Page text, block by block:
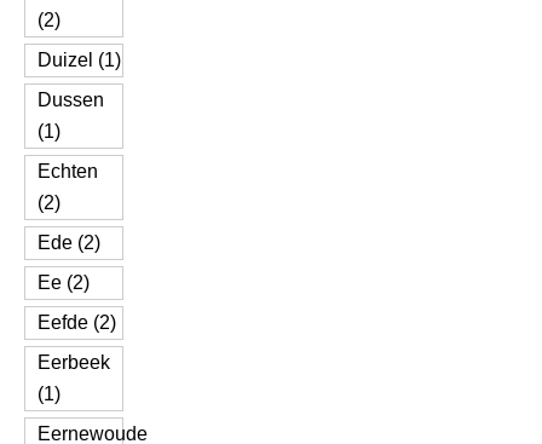
(2)
Duizel (1)
Dussen
(1)
Echten
(2)
Ede (2)
Ee (2)
Eefde (2)
Eerbeek
(1)
Eernewoude